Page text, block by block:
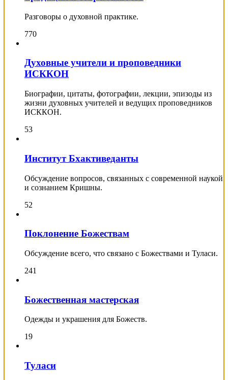
Разговоры о духовной практике.
770
Духовные учители и проповедники
ИСККОН
Биографии, цитаты, фотографии, лекции, эпизоды из
жизни духовных учителей и ведущих проповедников
ИСККОН.
53
Институт Бхактиведанты
Обсуждение вопросов, связанных с современной наукой
и сознанием Кришны.
52
Поклонение Божествам
Обсуждение всего, что связано с Божествами и Туласи.
241
Божественная мастерская
Одежды и украшения для Божеств.
19
Туласи